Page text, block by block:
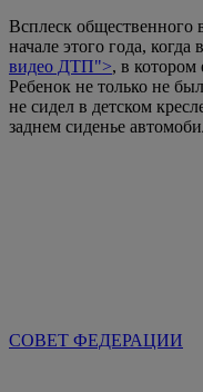
Всплеск общественного
начале этого года, когда
видео ДТП">, в котором
Ребенок не только не
не сидел в детском
заднем сиденье
СОВЕТ ФЕДЕРАЦИИ